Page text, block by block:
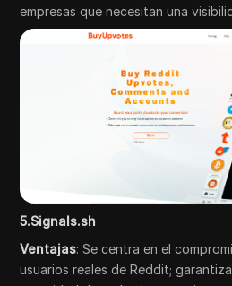
empresas que necesitan una
5.Signals.sh
Ventajas: Se centra en el
usuarios reales de Reddit;